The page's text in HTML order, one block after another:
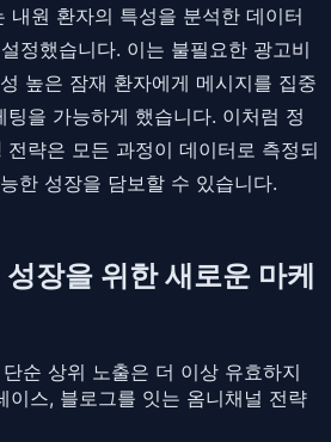
내원 환자의 특성을 분석한 데이터
정했습니다. 이는 불필요한 광고비
높은 잠재 환자에게 메시지를 집중
을 가능하게 했습니다. 이처럼 정
전략은 모든 과정이 데이터로 측정되
한 성장을 담보할 수 있습니다.
장을 위한 새로운 마케
단순 상위 노출은 더 이상 유효하지
이스, 블로그를 잇는 옴니채널 전략